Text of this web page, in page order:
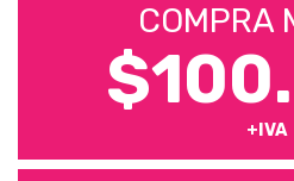
COMPRA
+IVA